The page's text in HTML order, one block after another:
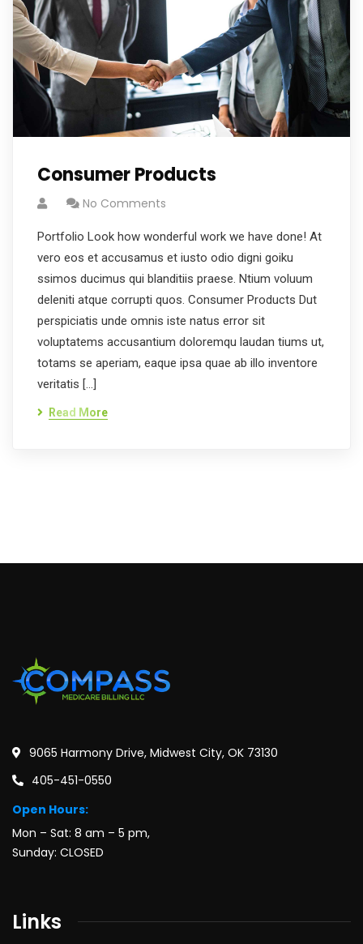
Consumer Products
No Comments
Portfolio Look how wonderful work we have done! At
vero eos et accusamus et iusto odio digni goiku
ssimos ducimus qui blanditiis praese. Ntium voluum
deleniti atque corrupti quos. Consumer Products Dut
perspiciatis unde omnis iste natus error sit
voluptatems accusantium doloremqu laudan tiums ut,
totams se aperiam, eaque ipsa quae ab illo inventore
veritatis […]
Read More
9065 Harmony Drive, Midwest City, OK 73130
405-451-0550
Open Hours:
Mon – Sat: 8 am – 5 pm,
Sunday: CLOSED
Links